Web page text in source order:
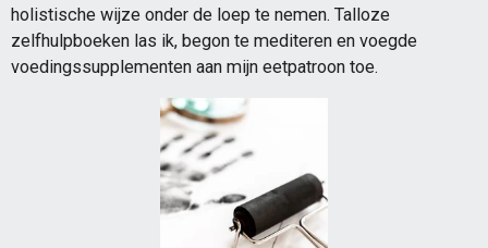
holistische wijze onder de loep te nemen. Talloze
zelfhulpboeken las ik, begon te mediteren en voegde
voedingssupplementen aan mijn eetpatroon toe.